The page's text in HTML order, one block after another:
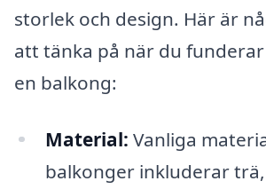
storlek och design. Här är
att tänka på när du
en balkong:
Material: Vanliga
balkonger inkluderar